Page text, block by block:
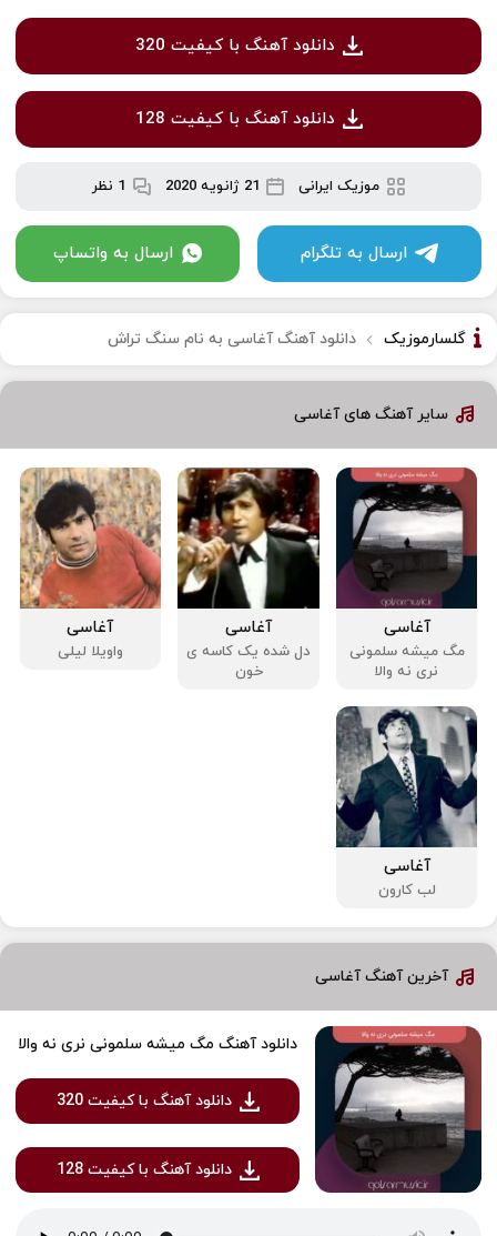
دانلود آهنگ با کیفیت 320
دانلود آهنگ با کیفیت 128
موزیک ایرانی 21 ژانویه 2020 1 نظر
ارسال به تلگرام ارسال به واتساپ
گلسارموزیک دانلود آهنگ آغاسی به نام سنگ تراش
سایر آهنگ های آغاسی
آغاسی
مگ میشه سلمونی
نری نه والا
آغاسی
دل شده یک کاسه ی
خون
آغاسی
واویلا لیلی
آغاسی
لب کارون
آخرین آهنگ آغاسی
دانلود آهنگ مگ میشه سلمونی نری نه والا
دانلود آهنگ با کیفیت 320
دانلود آهنگ با کیفیت 128